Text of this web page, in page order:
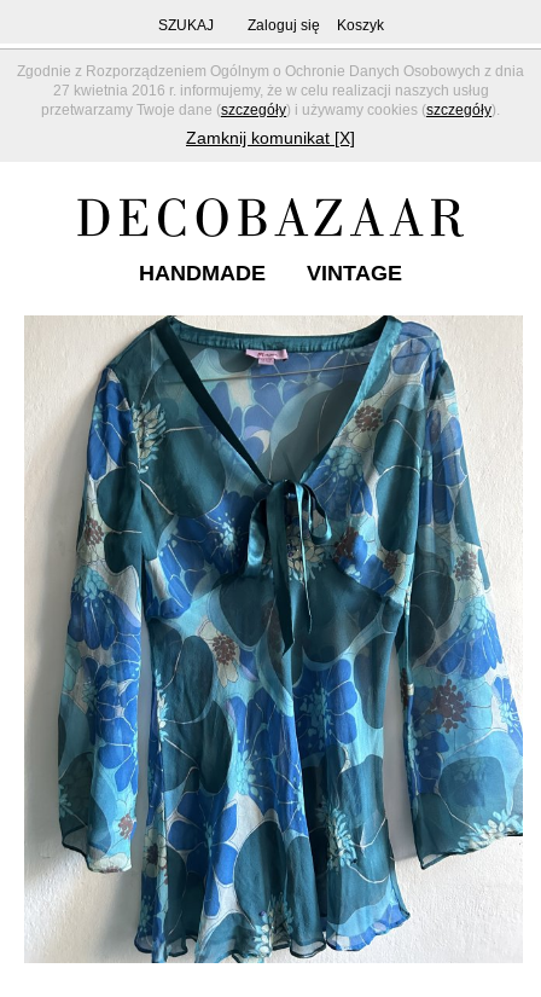
Zgodnie z Rozporządzeniem Ogólnym o Ochronie Danych Osobowych z dnia
27 kwietnia 2016 r. informujemy, że w celu realizacji naszych usług
przetwarzamy Twoje dane (szczegóły) i używamy cookies (szczegóły).
Zamknij komunikat [X]
SZUKAJ Zaloguj się Koszyk
HANDMADE VINTAGE